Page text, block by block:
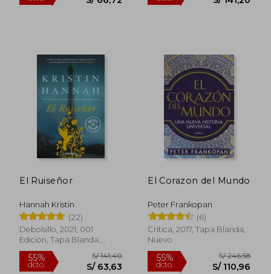
45% 45% S/
El Ruiseñor
Hannah Kristin
(22)
Debolsillo, 2021, 001
Edición, Tapa Blanda,
Nuevo
El Corazon del Mundo
Peter Frankopan
(6)
Crítica, 2017, Tapa Blanda,
Nuevo